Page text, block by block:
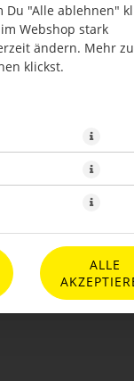
"Alle ablehnen"
Webshop stark
ändern. Mehr
klickst.
ALLE